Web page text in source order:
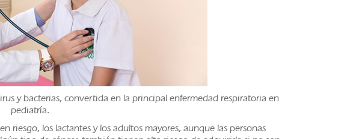
y bacterias, convertida en la principal enfermedad respiratoria en
pediatría.
riesgo, los lactantes y los adultos mayores, aunque las personas